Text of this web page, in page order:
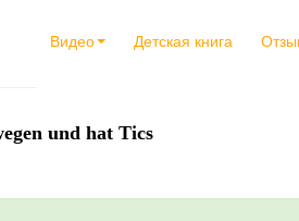
Видео Детская книга
und hat Tics